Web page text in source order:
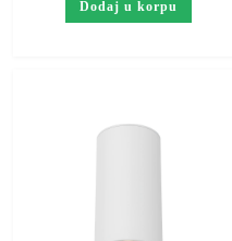
Dodaj u korpu